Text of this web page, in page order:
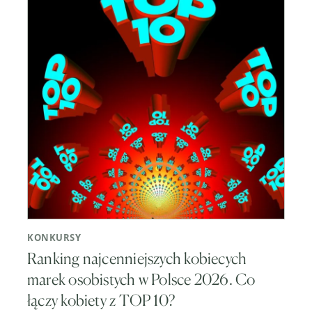
KONKURSY
Ranking najcenniejszych kobiecych
marek osobistych w Polsce 2026. Co
łączy kobiety z TOP 10?